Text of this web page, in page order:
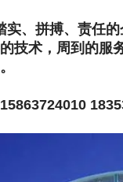
实、拼搏、责任
技术，周到的服